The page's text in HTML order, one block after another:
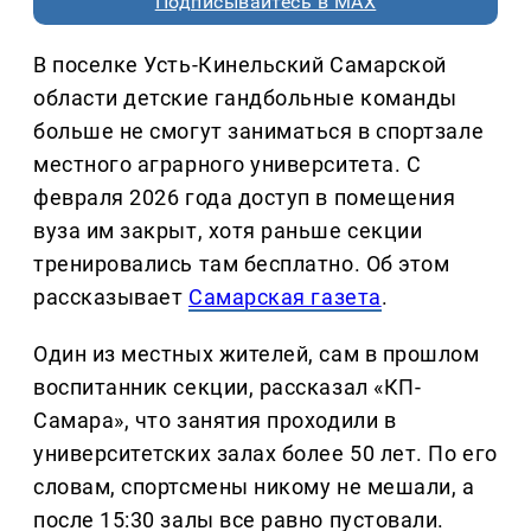
В поселке Усть-Кинельский Самарской
области детские гандбольные команды
больше не смогут заниматься в спортзале
местного аграрного университета. С
февраля 2026 года доступ в помещения
вуза им закрыт, хотя раньше секции
тренировались там бесплатно. Об этом
рассказывает Самарская газета.
Один из местных жителей, сам в прошлом
воспитанник секции, рассказал «КП-
Самара», что занятия проходили в
университетских залах более 50 лет. По его
словам, спортсмены никому не мешали, а
после 15:30 залы все равно пустовали.